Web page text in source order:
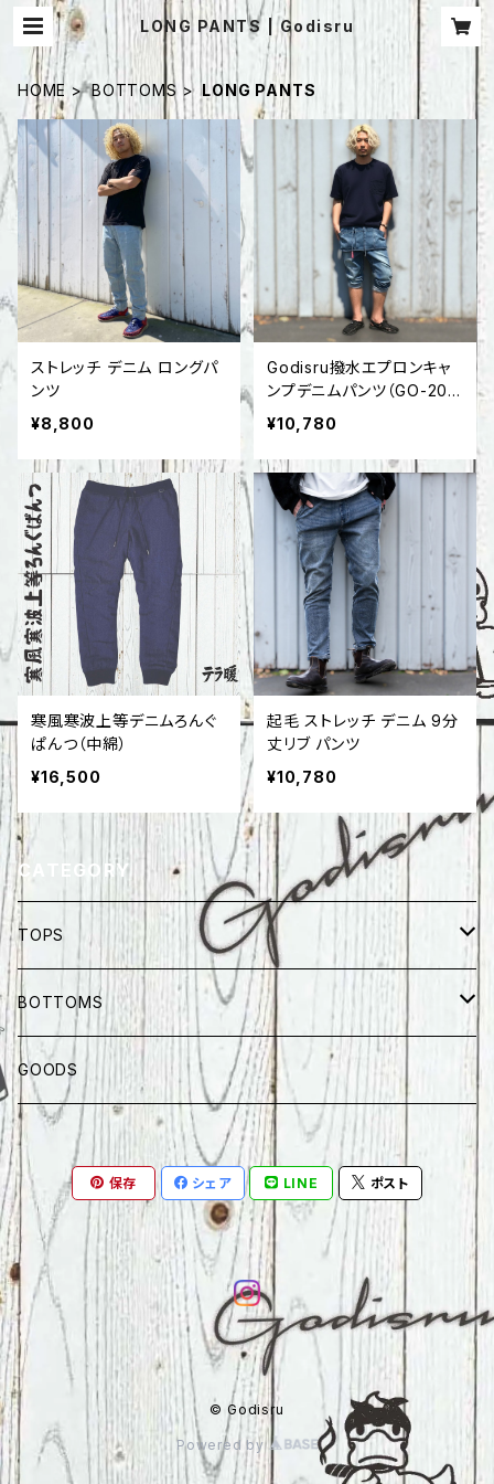
LONG PANTS | Godisru
HOME BOTTOMS LONG PANTS
ストレッチ デニム ロングパ
ンツ
¥8,800
Godisru撥水エプロンキャ
ンプデニムパンツ（GO-200
1P）
¥10,780
寒風寒波上等デニムろんぐ
ぱんつ（中綿）
¥16,500
起毛 ストレッチ デニム 9分
丈リブ パンツ
¥10,780
CATEGORY
TOPS
半纏
SHORT SLEEVES
LONG SLEEVES
BOTTOMS
LONG PANTS
SHORTS
GOODS
保存 シェア LINE ポスト
© Godisru
Powered by